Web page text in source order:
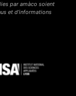
par amàco soient
et d’informations